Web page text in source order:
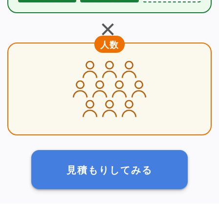
＋
人数
見積もりしてみる